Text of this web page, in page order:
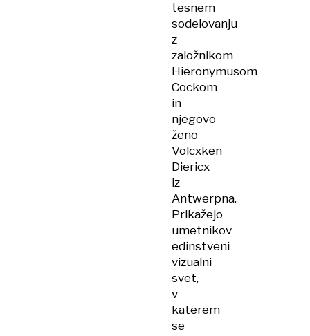
tesnem
sodelovanju
z
založnikom
Hieronymusom
Cockom
in
njegovo
ženo
Volcxken
Diericx
iz
Antwerpna.
Prikažejo
umetnikov
edinstveni
vizualni
svet,
v
katerem
se